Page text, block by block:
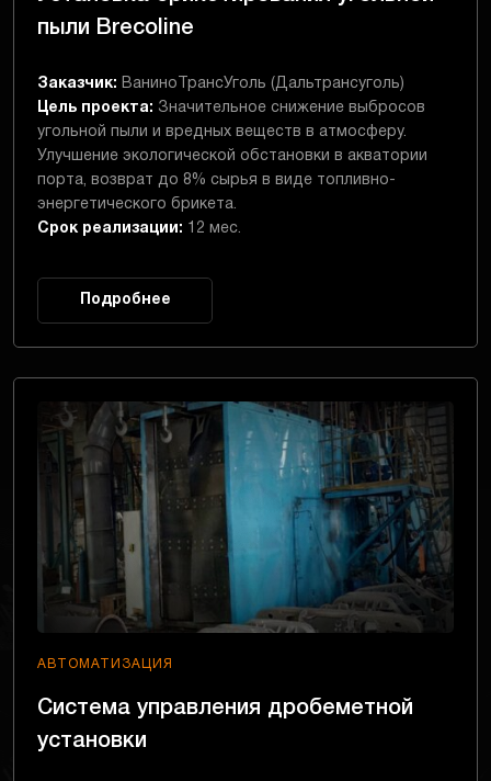
пыли Brecoline
Заказчик: ВаниноТрансУголь (Дальтрансуголь)
Цель проекта: Значительное снижение выбросов
угольной пыли и вредных веществ в атмосферу.
Улучшение экологической обстановки в акватории
порта, возврат до 8% сырья в виде топливно-
энергетического брикета.
Срок реализации: 12 мес.
Подробнее
АВТОМАТИЗАЦИЯ
Система управления дробеметной
установки